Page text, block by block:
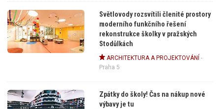
Světlovody rozsvítili členité prostory
moderního funkčního řešení
rekonstrukce školky v pražských
Stodůlkách
ARCHITEKTURA A PROJEKTOVÁNÍ -
Praha 5
Zpátky do školy! Čas na nákup nové
výbavy je tu